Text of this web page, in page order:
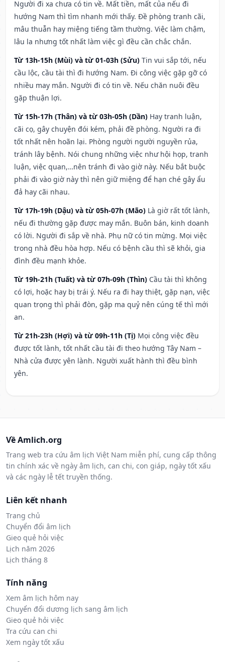
Người đi xa chưa có tin về. Mất tiền, mất của nếu đi
hướng Nam thì tìm nhanh mới thấy. Đề phòng tranh cãi,
mâu thuẫn hay miệng tiếng tầm thường. Việc làm chậm,
lâu la nhưng tốt nhất làm việc gì đều cần chắc chắn.
Từ 13h-15h (Mùi) và từ 01-03h (Sửu) Tin vui sắp tới, nếu
cầu lộc, cầu tài thì đi hướng Nam. Đi công việc gặp gỡ có
nhiều may mắn. Người đi có tin về. Nếu chăn nuôi đều
gặp thuận lợi.
Từ 15h-17h (Thân) và từ 03h-05h (Dần) Hay tranh luận,
cãi cọ, gây chuyện đói kém, phải đề phòng. Người ra đi
tốt nhất nên hoãn lại. Phòng người người nguyền rủa,
tránh lây bệnh. Nói chung những việc như hội họp, tranh
luận, việc quan,…nên tránh đi vào giờ này. Nếu bắt buộc
phải đi vào giờ này thì nên giữ miệng để hạn ché gây ẩu
đả hay cãi nhau.
Từ 17h-19h (Dậu) và từ 05h-07h (Mão) Là giờ rất tốt lành,
nếu đi thường gặp được may mắn. Buôn bán, kinh doanh
có lời. Người đi sắp về nhà. Phụ nữ có tin mừng. Mọi việc
trong nhà đều hòa hợp. Nếu có bệnh cầu thì sẽ khỏi, gia
đình đều mạnh khỏe.
Từ 19h-21h (Tuất) và từ 07h-09h (Thìn) Cầu tài thì không
có lợi, hoặc hay bị trái ý. Nếu ra đi hay thiệt, gặp nạn, việc
quan trọng thì phải đòn, gặp ma quỷ nên cúng tế thì mới
an.
Từ 21h-23h (Hợi) và từ 09h-11h (Tị) Mọi công việc đều
được tốt lành, tốt nhất cầu tài đi theo hướng Tây Nam –
Nhà cửa được yên lành. Người xuất hành thì đều bình
yên.
Về Amlich.org
Trang web tra cứu âm lịch Việt Nam miễn phí, cung cấp thông
tin chính xác về ngày âm lịch, can chi, con giáp, ngày tốt xấu
và các ngày lễ tết truyền thống.
Liên kết nhanh
Trang chủ
Chuyển đổi âm lịch
Gieo quẻ hỏi việc
Lịch năm 2026
Lịch tháng 8
Tính năng
Xem âm lịch hôm nay
Chuyển đổi dương lịch sang âm lịch
Gieo quẻ hỏi việc
Tra cứu can chi
Xem ngày tốt xấu